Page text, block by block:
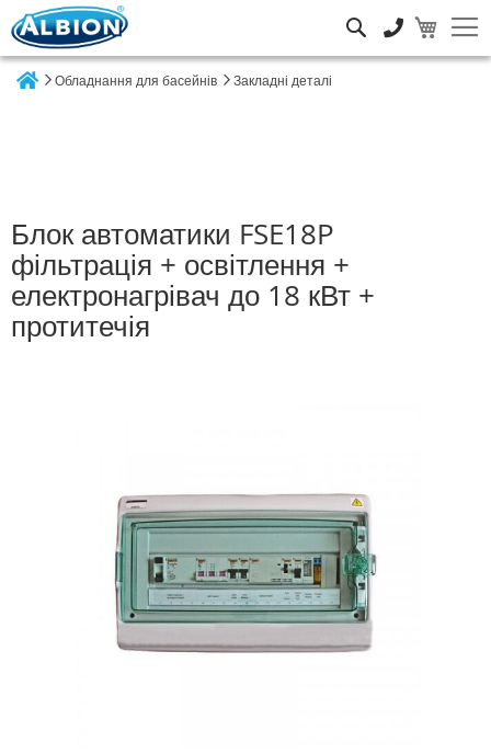
Обладнання для басейнів Закладні деталі
Блок автоматики FSE18P
фільтрація + освітлення +
електронагрівач до 18 кВт +
протитечія